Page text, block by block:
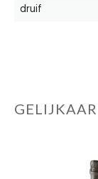
druif